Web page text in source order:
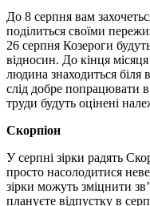
До 8 серпня вам
поділиться своїми
26 серпня Козероги
відносин. До кінця
людина знаходиться біля
слід добре попрацювати
труди будуть оцінені
Скорпіон
У серпні зірки радять
просто насолодитися
зірки можуть зміцнити
плануєте відпустку в